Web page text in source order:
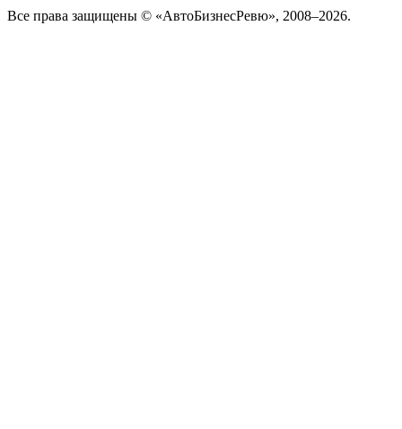
Все права защищены © «АвтоБизнесРевю», 2008–2026.